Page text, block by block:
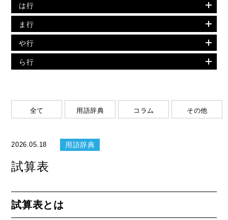
は行
ま行
や行
ら行
全て 用語辞典 コラム その他
2026.05.18 用語辞典
試算表
試算表とは